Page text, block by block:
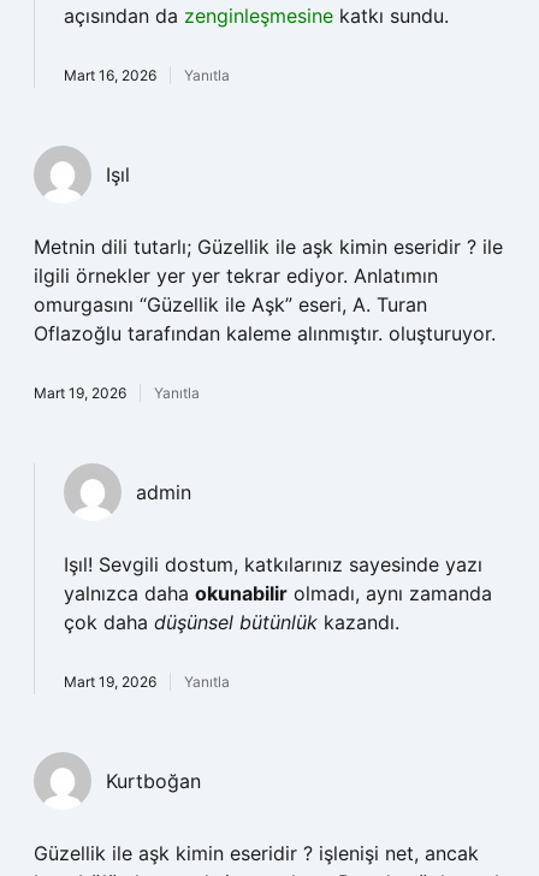
açısından da zenginleşmesine katkı sundu.
Mart 16, 2026 Yanıtla
Işıl
Metnin dili tutarlı; Güzellik ile aşk kimin eseridir ? ile
ilgili örnekler yer yer tekrar ediyor. Anlatımın
omurgasını “Güzellik ile Aşk” eseri, A. Turan
Oflazoğlu tarafından kaleme alınmıştır. oluşturuyor.
Mart 19, 2026 Yanıtla
admin
Işıl! Sevgili dostum, katkılarınız sayesinde yazı
yalnızca daha okunabilir olmadı, aynı zamanda
çok daha düşünsel bütünlük kazandı.
Mart 19, 2026 Yanıtla
Kurtboğan
Güzellik ile aşk kimin eseridir ? işlenişi net, ancak